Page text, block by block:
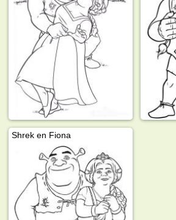
Shrek en Fiona